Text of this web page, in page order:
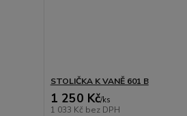
STOLIČKA K VANĚ 601 B
1 250 Kč/ks
1 033 Kč bez DPH